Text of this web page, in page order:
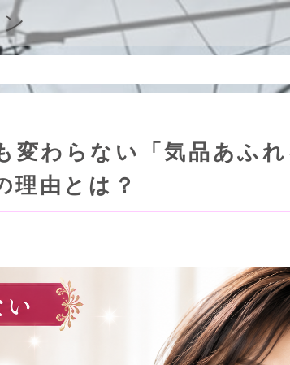
わらない「気品あふれ
理由とは？